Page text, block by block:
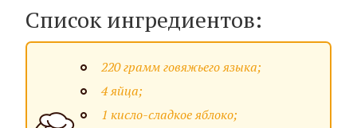
Список ингредиентов:
220 грамм говяжьего языка;
4 яйца;
1 кисло-сладкое яблоко;